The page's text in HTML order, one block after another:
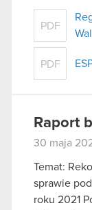
PDF
PDF
Raport
30 maja
Temat:
sprawie
roku 2021